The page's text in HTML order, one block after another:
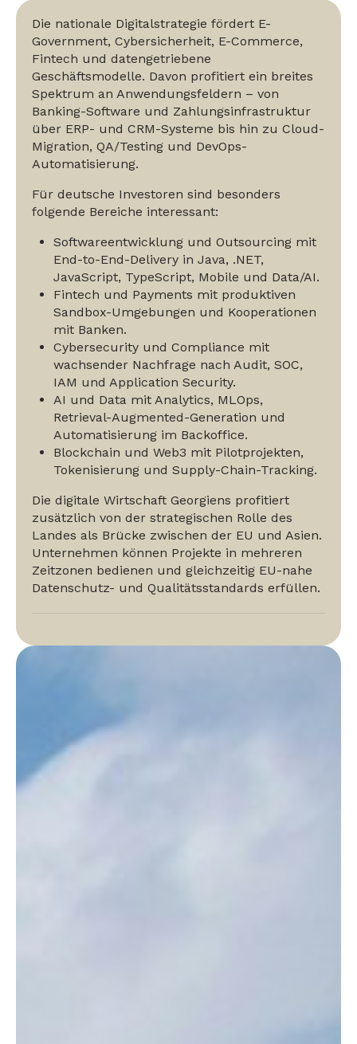
Die nationale Digitalstrategie fördert E-
Government, Cybersicherheit, E-Commerce,
Fintech und datengetriebene
Geschäftsmodelle. Davon profitiert ein breites
Spektrum an Anwendungsfeldern – von
Banking-Software und Zahlungsinfrastruktur
über ERP- und CRM-Systeme bis hin zu Cloud-
Migration, QA/Testing und DevOps-
Automatisierung.
Für deutsche Investoren sind besonders
folgende Bereiche interessant:
Softwareentwicklung und Outsourcing mit
End-to-End-Delivery in Java, .NET,
JavaScript, TypeScript, Mobile und Data/AI.
Fintech und Payments mit produktiven
Sandbox-Umgebungen und Kooperationen
mit Banken.
Cybersecurity und Compliance mit
wachsender Nachfrage nach Audit, SOC,
IAM und Application Security.
AI und Data mit Analytics, MLOps,
Retrieval-Augmented-Generation und
Automatisierung im Backoffice.
Blockchain und Web3 mit Pilotprojekten,
Tokenisierung und Supply-Chain-Tracking.
Die digitale Wirtschaft Georgiens profitiert
zusätzlich von der strategischen Rolle des
Landes als Brücke zwischen der EU und Asien.
Unternehmen können Projekte in mehreren
Zeitzonen bedienen und gleichzeitig EU-nahe
Datenschutz- und Qualitätsstandards erfüllen.